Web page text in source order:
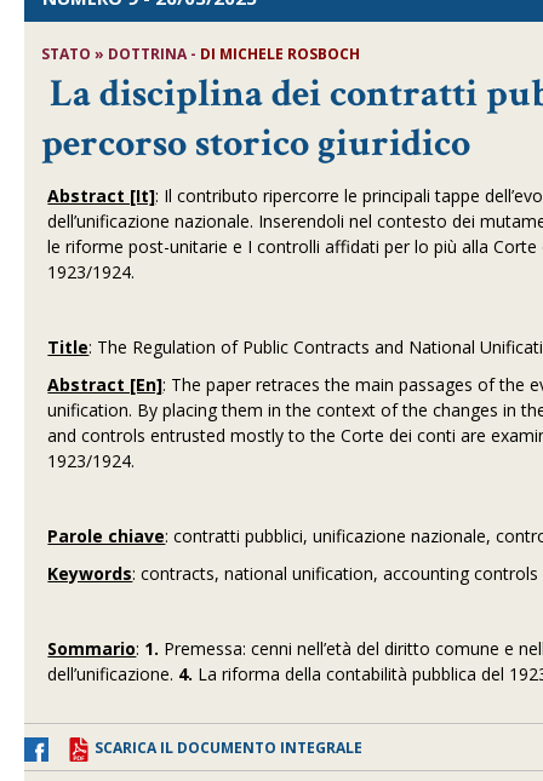
STATO » DOTTRINA - DI MICHELE ROSBOCH
La disciplina dei contratti
percorso storico giuridico
Abstract [It]: Il contributo ripercorre le principali tappe
dell’unificazione nazionale. Inserendoli nel contesto dei
le riforme post-unitarie e I controlli affidati per lo più alla
1923/1924.
Title: The Regulation of Public Contracts and National
Abstract [En]: The paper retraces the main passages of
unification. By placing them in the context of the changes in
and controls entrusted mostly to the Corte dei conti are
1923/1924.
Parole chiave: contratti pubblici, unificazione nazionale,
Keywords: contracts, national unification, accounting controls
Sommario: 1. Premessa: cenni nell’età del diritto comune e
dell’unificazione. 4. La riforma della contabilità pubblica del
SCARICA IL DOCUMENTO INTEGRALE